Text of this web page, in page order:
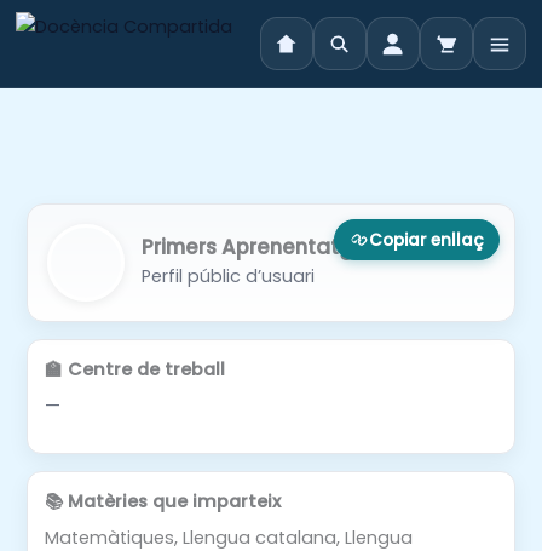
Primers Aprenentatges
Perfil públic d’usuari
Copiar enllaç
🏫 Centre de treball
—
📚 Matèries que imparteix
Matemàtiques, Llengua catalana, Llengua